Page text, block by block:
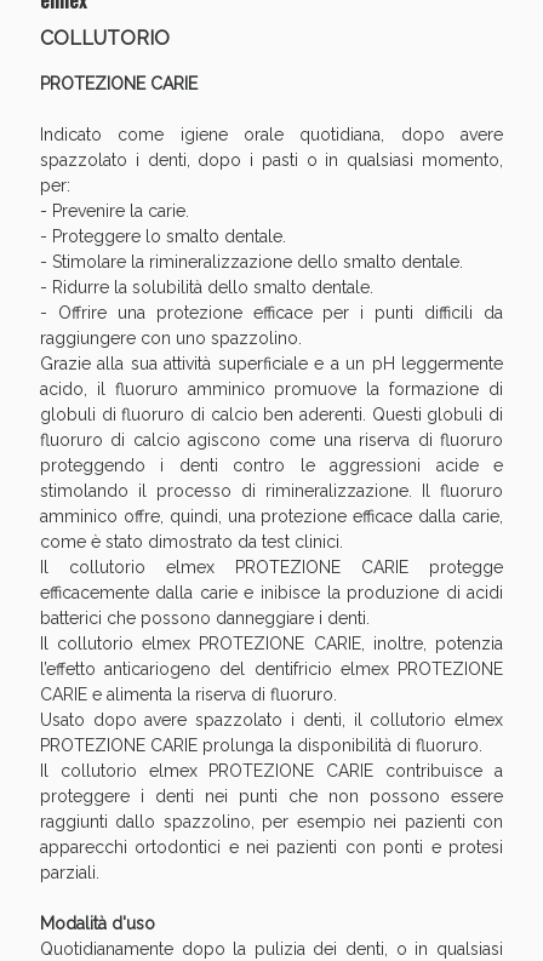
COLLUTORIO
PROTEZIONE CARIE
Indicato come igiene orale quotidiana, dopo avere
spazzolato i denti, dopo i pasti o in qualsiasi momento,
per:
- Prevenire la carie.
- Proteggere lo smalto dentale.
- Stimolare la rimineralizzazione dello smalto dentale.
- Ridurre la solubilità dello smalto dentale.
- Offrire una protezione efficace per i punti difficili da
raggiungere con uno spazzolino.
Grazie alla sua attività superficiale e a un pH leggermente
acido, il fluoruro amminico promuove la formazione di
globuli di fluoruro di calcio ben aderenti. Questi globuli di
fluoruro di calcio agiscono come una riserva di fluoruro
proteggendo i denti contro le aggressioni acide e
stimolando il processo di rimineralizzazione. Il fluoruro
amminico offre, quindi, una protezione efficace dalla carie,
come è stato dimostrato da test clinici.
Il collutorio elmex PROTEZIONE CARIE protegge
efficacemente dalla carie e inibisce la produzione di acidi
batterici che possono danneggiare i denti.
Il collutorio elmex PROTEZIONE CARIE, inoltre, potenzia
l’effetto anticariogeno del dentifricio elmex PROTEZIONE
CARIE e alimenta la riserva di fluoruro.
Usato dopo avere spazzolato i denti, il collutorio elmex
PROTEZIONE CARIE prolunga la disponibilità di fluoruro.
Il collutorio elmex PROTEZIONE CARIE contribuisce a
proteggere i denti nei punti che non possono essere
raggiunti dallo spazzolino, per esempio nei pazienti con
apparecchi ortodontici e nei pazienti con ponti e protesi
parziali.
Modalità d'uso
Quotidianamente dopo la pulizia dei denti, o in qualsiasi
Benessere Intestinale: Sconto fino al 55% valido oggi!
Scopri le offerte di Oggi